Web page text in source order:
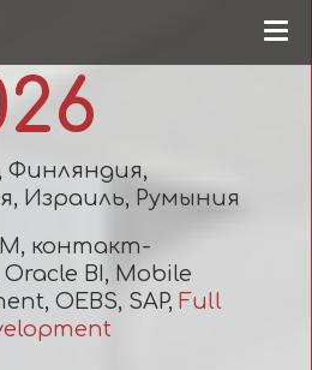
Финляндия,
Израиль, Румыния
контакт-
BI, Mobile
OEBS, SAP, Full